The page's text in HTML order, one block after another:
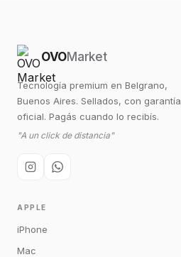
OVOMarket
Tecnología premium en Belgrano,
Buenos Aires. Sellados, con garantía
oficial. Pagás cuando lo recibís.
"A un click de distancia"
APPLE
iPhone
Mac